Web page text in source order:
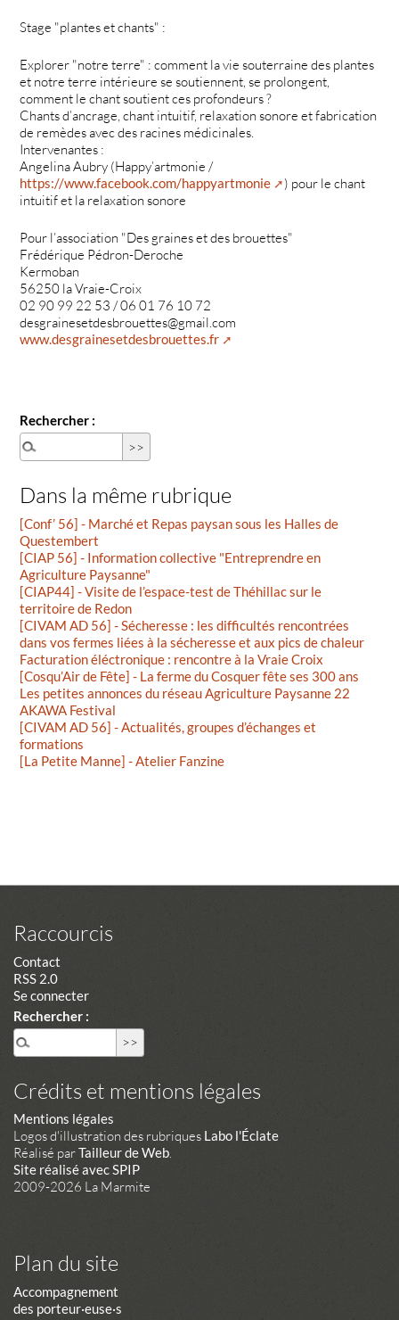
Stage "plantes et chants" :
Explorer "notre terre" : comment la vie souterraine des plantes
et notre terre intérieure se soutiennent, se prolongent,
comment le chant soutient ces profondeurs ?
Chants d’ancrage, chant intuitif, relaxation sonore et fabrication
de remèdes avec des racines médicinales.
Intervenantes :
Angelina Aubry (Happy’artmonie /
https://www.facebook.com/happyartmonie
) pour le chant
intuitif et la relaxation sonore
Pour l’association "Des graines et des brouettes"
Frédérique Pédron-Deroche
Kermoban
56250 la Vraie-Croix
02 90 99 22 53 / 06 01 76 10 72
desgrainesetdesbrouettes@gmail.com
www.desgrainesetdesbrouettes.fr
Rechercher :
Dans la même rubrique
[Conf’ 56] - Marché et Repas paysan sous les Halles de
Questembert
[CIAP 56] - Information collective "Entreprendre en
Agriculture Paysanne"
[CIAP44] - Visite de l’espace-test de Théhillac sur le
territoire de Redon
[CIVAM AD 56] - Sécheresse : les difficultés rencontrées
dans vos fermes liées à la sécheresse et aux pics de chaleur
Facturation éléctronique : rencontre à la Vraie Croix
[Cosqu’Air de Fête] - La ferme du Cosquer fête ses 300 ans
Les petites annonces du réseau Agriculture Paysanne 22
AKAWA Festival
[CIVAM AD 56] - Actualités, groupes d’échanges et
formations
[La Petite Manne] - Atelier Fanzine
Raccourcis
Contact
RSS 2.0
Se connecter
Rechercher :
Crédits et mentions légales
Mentions légales
Logos d'illustration des rubriques Labo l'Éclate
Réalisé parTailleur de Web.
Site réalisé avec SPIP
2009-2026 La Marmite
Plan du site
Accompagnement
des porteur·euse·s